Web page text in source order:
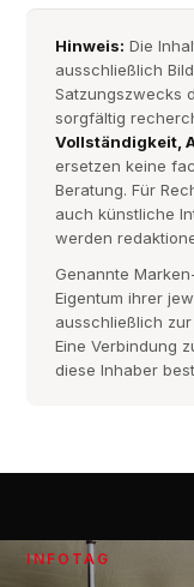
Hinweis: Die
ausschließlich
Satzungszwecks
sorgfältig
Vollständigkeit,
ersetzen keine
Beratung. Für
auch künstliche
werden
Genannte
Eigentum ihrer
ausschließlich
Eine Verbindung
diese Inhaber
INFOTAG